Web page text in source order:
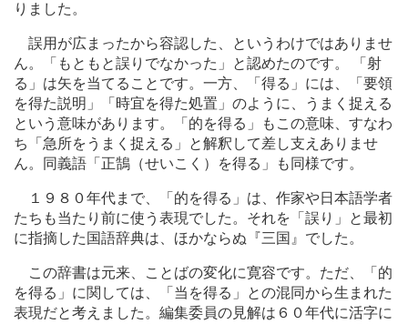
りました。
誤用が広まったから容認した、というわけではありませ
ん。「もともと誤りでなかった」と認めたのです。 「射
る」は矢を当てることです。一方、「得る」には、「要領
を得た説明」「時宜を得た処置」のように、うまく捉える
という意味があります。「的を得る」もこの意味、すなわ
ち「急所をうまく捉える」と解釈して差し支えありませ
ん。同義語「正鵠（せいこく）を得る」も同様です。
１９８０年代まで、「的を得る」は、作家や日本語学者
たちも当たり前に使う表現でした。それを「誤り」と最初
に指摘した国語辞典は、ほかならぬ『三国』でした。
この辞書は元来、ことばの変化に寛容です。ただ、「的
を得る」に関しては、「当を得る」との混同から生まれた
表現だと考えました。編集委員の見解は６０年代に活字に